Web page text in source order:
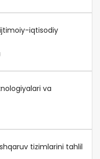
iqtisodiy
va
tizimlarini tahlil